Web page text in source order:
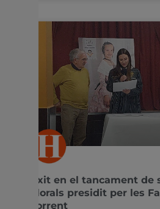
Èxit en el tancament de
Florals presidit per les
Torrent